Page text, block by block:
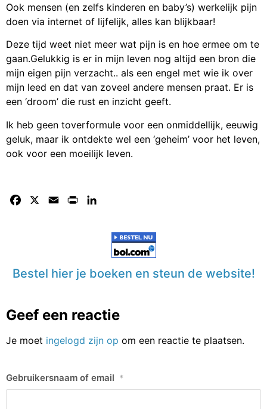
Ook mensen (en zelfs kinderen en baby’s) werkelijk pijn
doen via internet of lijfelijk, alles kan blijkbaar!
Deze tijd weet niet meer wat pijn is en hoe ermee om te
gaan.Gelukkig is er in mijn leven nog altijd een bron die
mijn eigen pijn verzacht.. als een engel met wie ik over
mijn leed en dat van zoveel andere mensen praat. Er is
een ‘droom’ die rust en inzicht geeft.
Ik heb geen toverformule voor een onmiddellijk, eeuwig
geluk, maar ik ontdekte wel een ‘geheim’ voor het leven,
ook voor een moeilijk leven.
Facebook Email Print
Bestel hier je boeken en steun de website!
Geef een reactie
Je moet ingelogd zijn op om een reactie te plaatsen.
Gebruikersnaam of email *